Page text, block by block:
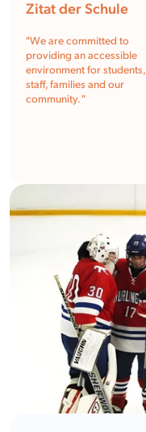
Zitat der Schule
"We are committed to
providing an accessible
environment for students,
staff, families and our
community. "